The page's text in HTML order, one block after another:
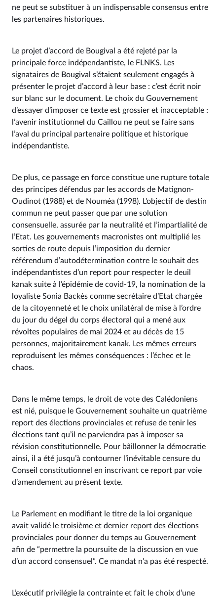
ne peut se substituer à un indispensable consensus entre
les partenaires historiques.
Le projet d’accord de Bougival a été rejeté par la
principale force indépendantiste, le FLNKS. Les
signataires de Bougival s’étaient seulement engagés à
présenter le projet d’accord à leur base : c’est écrit noir
sur blanc sur le document. Le choix du Gouvernement
d’essayer d’imposer ce texte est grossier et inacceptable :
l’avenir institutionnel du Caillou ne peut se faire sans
l’aval du principal partenaire politique et historique
indépendantiste.
De plus, ce passage en force constitue une rupture totale
des principes défendus par les accords de Matignon-
Oudinot (1988) et de Nouméa (1998). L’objectif de destin
commun ne peut passer que par une solution
consensuelle, assurée par la neutralité et l’impartialité de
l’Etat. Les gouvernements macronistes ont multiplié les
sorties de route depuis l’imposition du dernier
référendum d’autodétermination contre le souhait des
indépendantistes d’un report pour respecter le deuil
kanak suite à l’épidémie de covid-19, la nomination de la
loyaliste Sonia Backès comme secrétaire d’Etat chargée
de la citoyenneté et le choix unilatéral de mise à l’ordre
du jour du dégel du corps électoral qui a mené aux
révoltes populaires de mai 2024 et au décès de 15
personnes, majoritairement kanak. Les mêmes erreurs
reproduisent les mêmes conséquences : l’échec et le
chaos.
Dans le même temps, le droit de vote des Calédoniens
est nié, puisque le Gouvernement souhaite un quatrième
report des élections provinciales et refuse de tenir les
élections tant qu’il ne parviendra pas à imposer sa
révision constitutionnelle. Pour bâillonner la démocratie
ainsi, il a été jusqu’à contourner l’inévitable censure du
Conseil constitutionnel en inscrivant ce report par voie
d’amendement au présent texte.
Le Parlement en modifiant le titre de la loi organique
avait validé le troisième et dernier report des élections
provinciales pour donner du temps au Gouvernement
afin de “permettre la poursuite de la discussion en vue
d’un accord consensuel”. Ce mandat n’a pas été respecté.
L’exécutif privilégie la contrainte et fait le choix d’une